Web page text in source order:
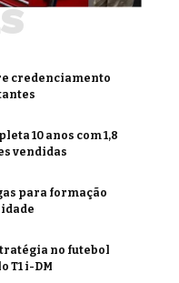
credenciamento
10 anos com 1,8
vendidas
para formação
no futebol
T1 i-DM